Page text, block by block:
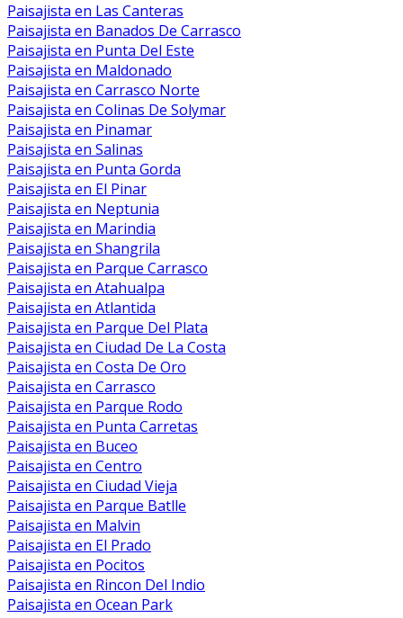
Paisajista en Las Canteras
Paisajista en Banados De Carrasco
Paisajista en Punta Del Este
Paisajista en Maldonado
Paisajista en Carrasco Norte
Paisajista en Colinas De Solymar
Paisajista en Pinamar
Paisajista en Salinas
Paisajista en Punta Gorda
Paisajista en El Pinar
Paisajista en Neptunia
Paisajista en Marindia
Paisajista en Shangrila
Paisajista en Parque Carrasco
Paisajista en Atahualpa
Paisajista en Atlantida
Paisajista en Parque Del Plata
Paisajista en Ciudad De La Costa
Paisajista en Costa De Oro
Paisajista en Carrasco
Paisajista en Parque Rodo
Paisajista en Punta Carretas
Paisajista en Buceo
Paisajista en Centro
Paisajista en Ciudad Vieja
Paisajista en Parque Batlle
Paisajista en Malvin
Paisajista en El Prado
Paisajista en Pocitos
Paisajista en Rincon Del Indio
Paisajista en Ocean Park